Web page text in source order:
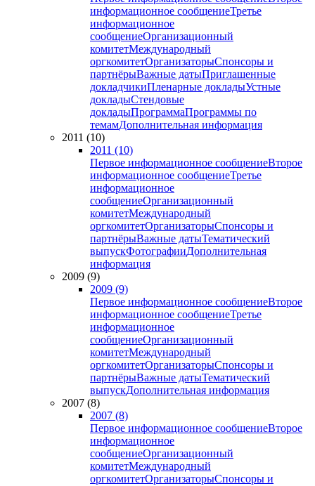
информационное сообщениеТретье
информационное
сообщениеОрганизационный
комитетМеждународный
оргкомитетОрганизаторыСпонсоры и
партнёрыВажные датыПриглашенные
докладчикиПленарные докладыУстные
докладыСтендовые
докладыПрограммаПрограммы по
темамДополнительная информация
2011 (10)
2011 (10)
Первое информационное сообщениеВторое
информационное сообщениеТретье
информационное
сообщениеОрганизационный
комитетМеждународный
оргкомитетОрганизаторыСпонсоры и
партнёрыВажные датыТематический
выпускФотографииДополнительная
информация
2009 (9)
2009 (9)
Первое информационное сообщениеВторое
информационное сообщениеТретье
информационное
сообщениеОрганизационный
комитетМеждународный
оргкомитетОрганизаторыСпонсоры и
партнёрыВажные датыТематический
выпускДополнительная информация
2007 (8)
2007 (8)
Первое информационное сообщениеВторое
информационное
сообщениеОрганизационный
комитетМеждународный
оргкомитетОрганизаторыСпонсоры и